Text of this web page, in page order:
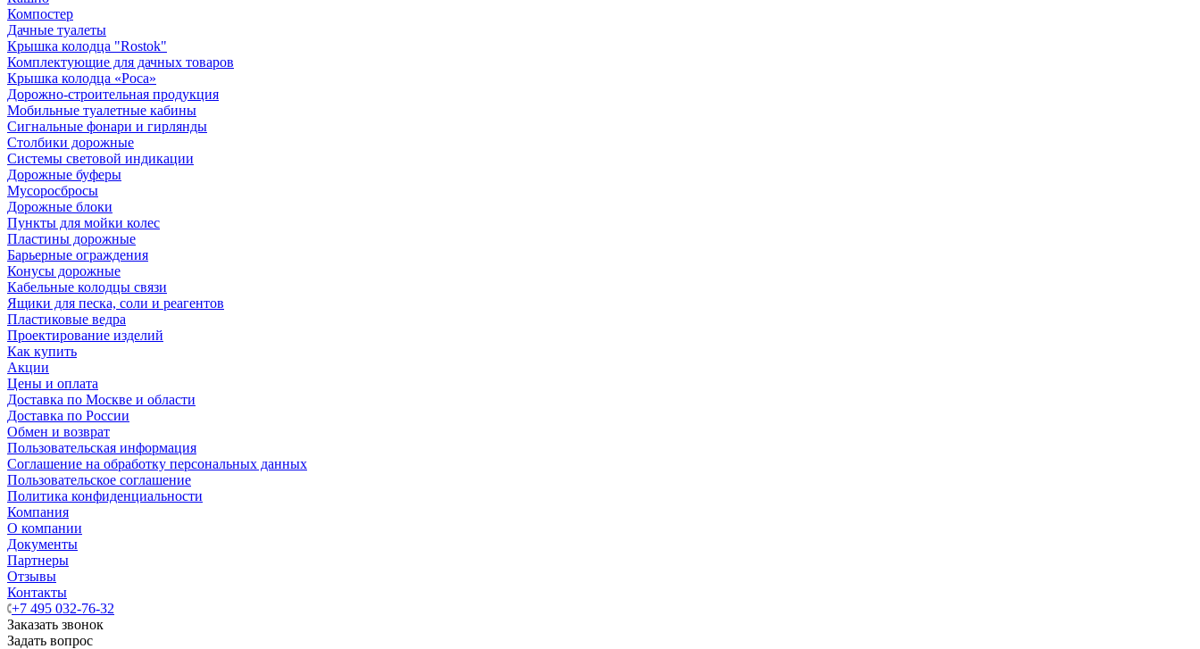
Компостер
Дачные туалеты
Крышка колодца "Rostok"
Комплектующие для дачных товаров
Крышка колодца «Роса»
Дорожно-строительная продукция
Мобильные туалетные кабины
Сигнальные фонари и гирлянды
Столбики дорожные
Системы световой индикации
Дорожные буферы
Мусоросбросы
Дорожные блоки
Пункты для мойки колес
Пластины дорожные
Барьерные ограждения
Конусы дорожные
Кабельные колодцы связи
Ящики для песка, соли и реагентов
Пластиковые ведра
Проектирование изделий
Как купить
Акции
Цены и оплата
Доставка по Москве и области
Доставка по России
Обмен и возврат
Пользовательская информация
Соглашение на обработку персональных данных
Пользовательское соглашение
Политика конфиденциальности
Компания
О компании
Документы
Партнеры
Отзывы
Контакты
+7 495 032-76-32
Заказать звонок
Задать вопрос